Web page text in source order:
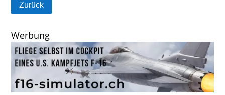
Zurück
Werbung